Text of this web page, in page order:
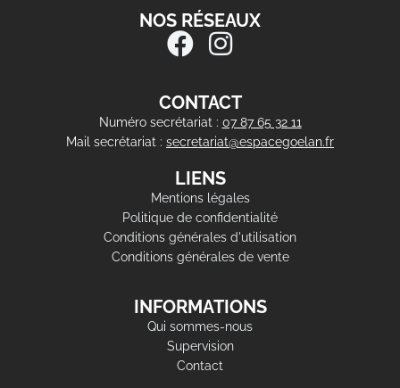
NOS RÉSEAUX
CONTACT
Numéro secrétariat : 07 87 65 32 11
Mail secrétariat : secretariat@espacegoelan.fr
LIENS
Mentions légales
Politique de confidentialité
Conditions générales d'utilisation
Conditions générales de vente
INFORMATIONS
Qui sommes-nous
Supervision
Contact